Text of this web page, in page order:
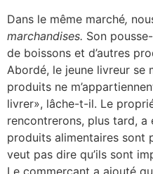
Dans le même marché,
marchandises. Son
de boissons et d’autres
Abordé, le jeune livreur se
produits ne
livrer», lâche-t-il. Le
rencontrerons, plus tard,
produits alimentaires sont
veut pas dire qu’ils sont